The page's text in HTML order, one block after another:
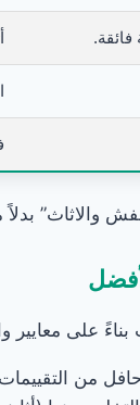
والاثاث”
على معايير
من التقييمات